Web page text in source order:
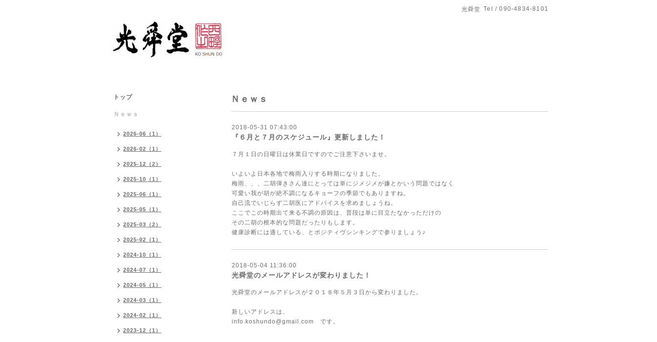
光舜堂 Tel / 090-4834-8101
Ｎｅｗｓ
2018-05-31 07:43:00
『６月と７月のスケジュール』更新しました！
７月１日の日曜日は休業日ですのでご注意下さいませ。
いよいよ日本各地で梅雨入りする時期になりました。
梅雨、、、二胡弾きさん達にとっては単にジメジメが嫌とかいう問題ではなく
可愛い我が胡が絶不調になるキョーフの季節でもありますね。
自己流でいじらず二胡医にアドバイスを求めましょうね。
ここでこの時期出て来る不調の原因は、普段は単に目立たなかっただけの
その二胡の根本的な問題だったりもします。
健康診断には適している、とポジティヴシンキングで参りましょう♪
2018-05-04 11:36:00
光舜堂のメールアドレスが変わりました！
光舜堂のメールアドレスが２０１８年５月３日から変わりました。
新しいアドレスは、
info.koshundo@gmail.com です。
トップ
Ｎｅｗｓ
2026-06（1）
2026-02（1）
2025-12（2）
2025-10（1）
2025-06（1）
2025-05（1）
2025-03（2）
2025-02（1）
2024-10（1）
2024-07（1）
2024-05（1）
2024-03（1）
2024-02（1）
2023-12（1）